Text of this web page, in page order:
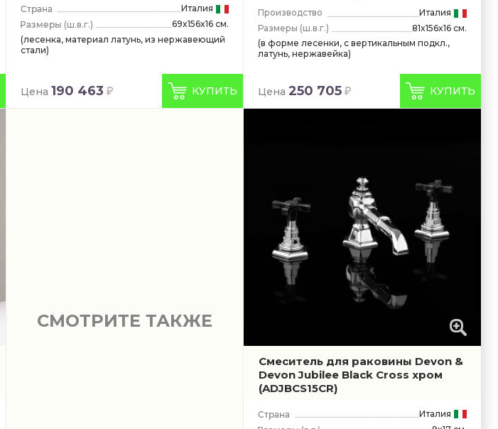
Италия
(ш.в.г.)
69x156x16 см.
(лесенка, материал латунь, из нержавеющий
стали)
Цена 190 463 КУПИТЬ
Производство
Италия
Размеры (ш.в.г.)
81x156x16 см.
(в форме лесенки, с вертикальным подкл.,
латунь, нержавейка)
Цена 250 705 КУПИТЬ
СМОТРИТЕ ТАКЖЕ
Смеситель для раковины Devon &
Devon Jubilee Black Cross хром
(ADJBCS15CR)
Италия